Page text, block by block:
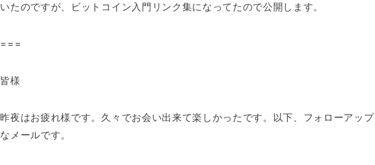
いたのですが、ビットコイン入門リンク集になってたので公開します。
===
皆様
昨夜はお疲れ様です。久々でお会い出来て楽しかったです。以下、フォローアップ
なメールです。